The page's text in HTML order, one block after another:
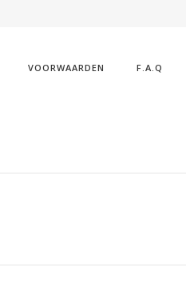
VOORWAARDEN F.A.Q